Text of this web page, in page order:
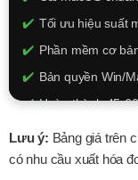
Tối ưu hiệu suất
Phần mềm cơ
Bản quyền Win/
Hoàn thành 45-
Lưu ý: Bảng giá trên
có nhu cầu xuất hóa